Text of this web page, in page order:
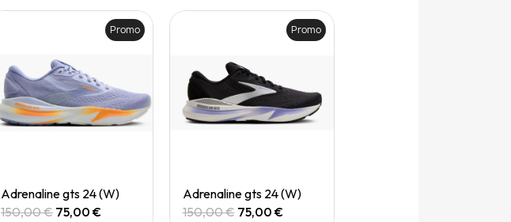
Quick View
Promo
Adrenaline gts 24 (W)
150,00 € 75,00 €
Quick View
Promo
Adrenaline gts 24 (W)
150,00 € 75,00 €